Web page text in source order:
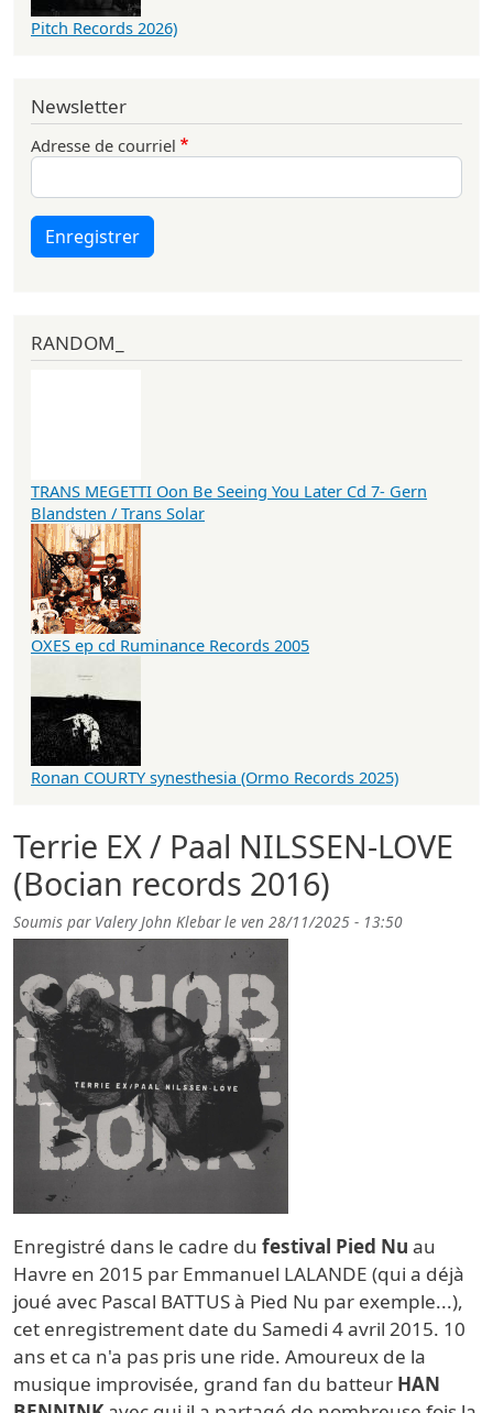
Terrie EX / Paal NILSSEN-LOVE
(Bocian records 2016)
Soumis par Valery John Klebarle ven 28/11/2025 - 13:50
Enregistré dans le cadre du festival Pied Nu au
Havre en 2015 par Emmanuel LALANDE (qui a déjà
joué avec Pascal BATTUS à Pied Nu par exemple...),
cet enregistrement date du Samedi 4 avril 2015. 10
ans et ca n'a pas pris une ride. Amoureux de la
musique improvisée, grand fan du batteur HAN
Pitch Records 2026)
Newsletter
Adresse de courriel
Enregistrer
RANDOM_
TRANS MEGETTI Oon Be Seeing You Later Cd 7- Gern
Blandsten / Trans Solar
OXES ep cd Ruminance Records 2005
Ronan COURTY synesthesia (Ormo Records 2025)